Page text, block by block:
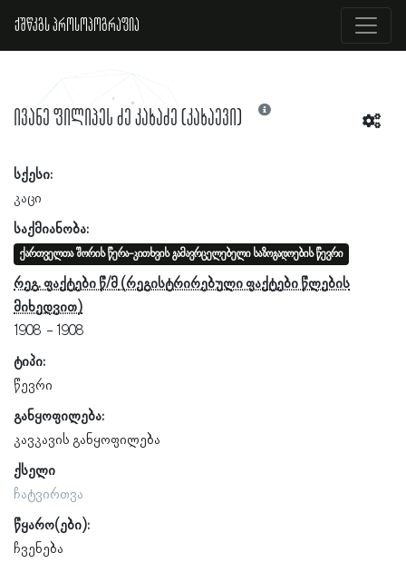
ქშწკგს პროსოპოგრაფია
ივანე ფილიპეს ძე კახაძე (კახაევი)
სქესი:
კაცი
საქმიანობა:
ქართველთა შორის წერა-კითხვის გამავრცელებელი საზოგადოების წევრი
რეგ. ფაქტები წ/მ
1908
1908
ტიპი:
წევრი
განყოფილება:
კავკავის განყოფილება
ქსელი
ჩატვირთვა
წყარო(ები):
ჩვენება